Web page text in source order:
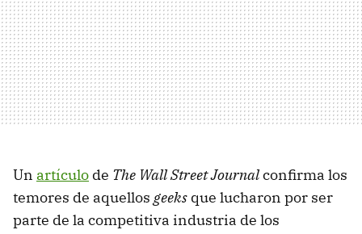
Un artículo de The Wall Street Journalconfirma los
temores de aquellos geeks que lucharon por ser
parte de la competitiva industria de los